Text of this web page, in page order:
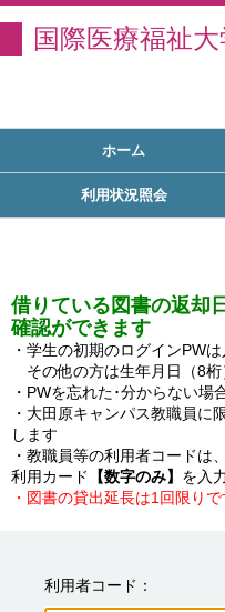
国際医療福祉
ホーム
利用状況照会
借りている図書の返却
確認ができます
・学生の初期のログインPW
その他の方は生年月日（8桁
・PWを忘れた･分からない
・大田原キャンパス教職員に
します
・教職員等の利用者コードは
利用カード
【数字のみ】
・図書の貸出延長は1回限りで
利用者コード